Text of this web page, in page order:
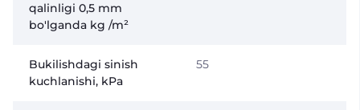
qalinligi 0,5 mm
bo'lganda kg /m²
Bukilishdagi sinish
kuchlanishi, kPa
55